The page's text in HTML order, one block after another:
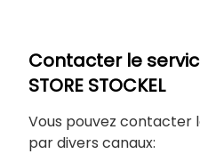
Contacter le
STORE STOCKEL
Vous pouvez contacter
par divers canaux: